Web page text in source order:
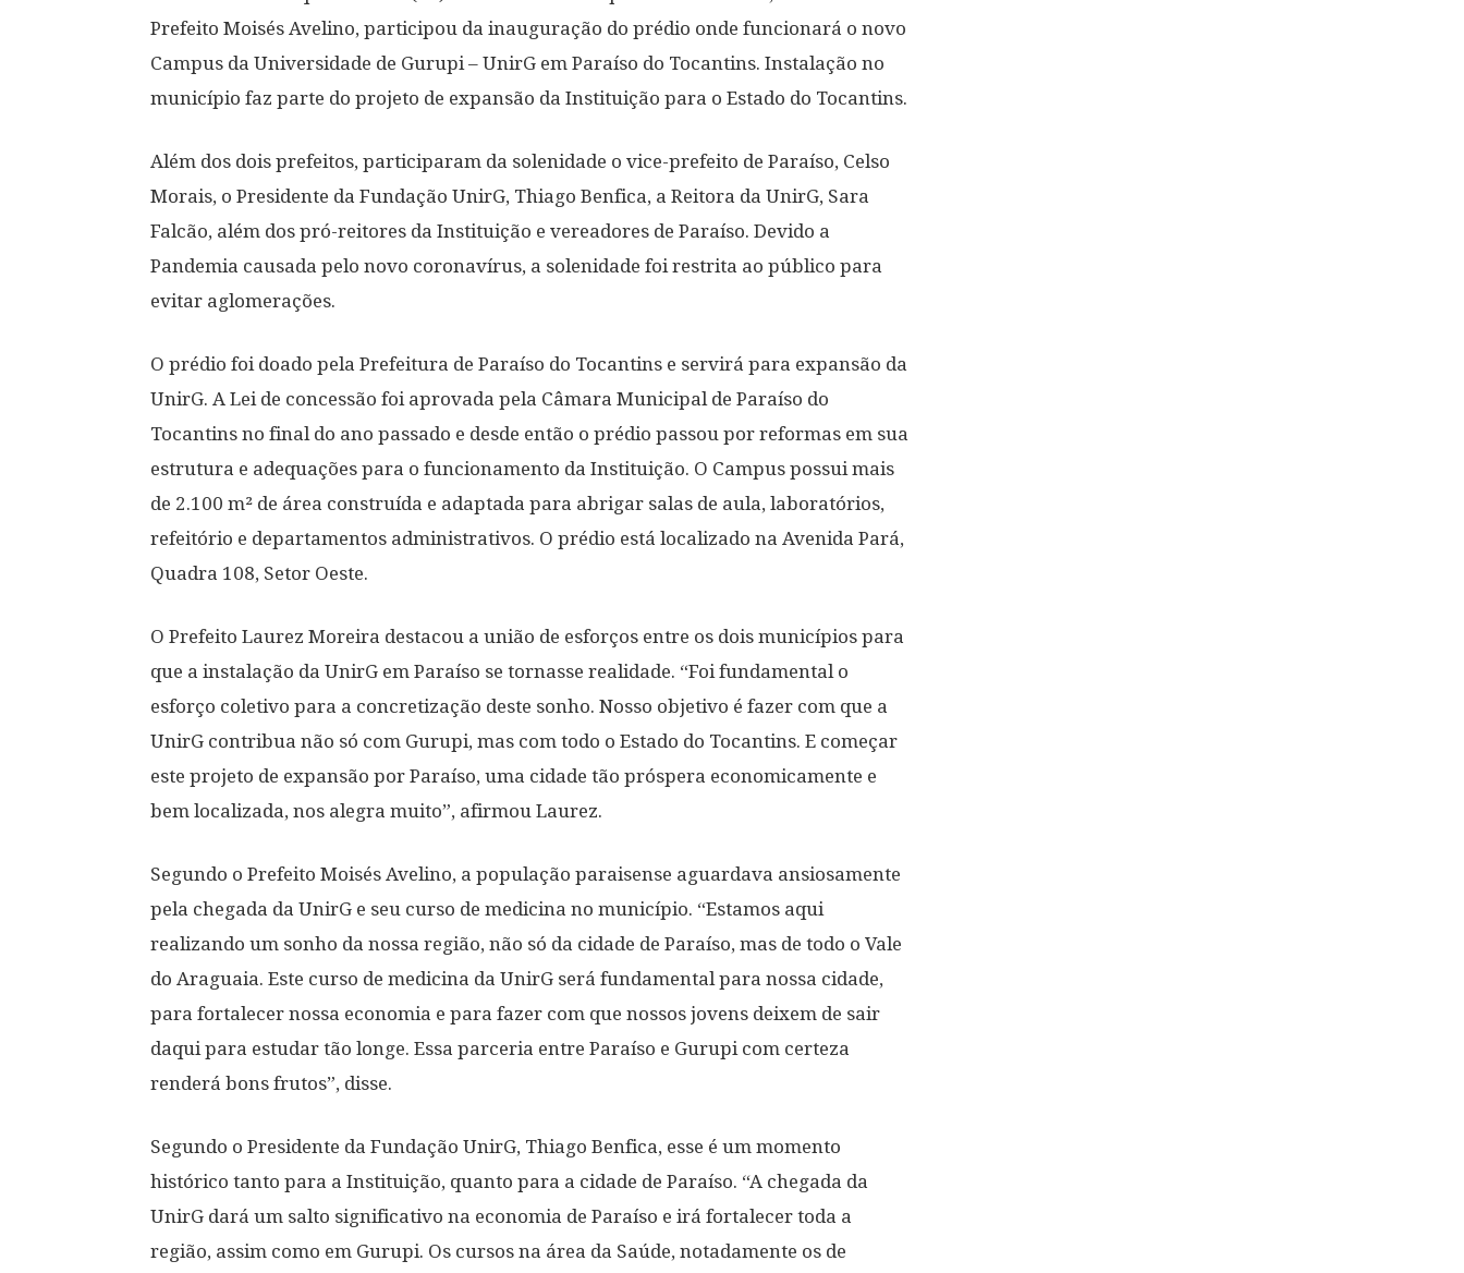
Prefeito Moisés Avelino, participou da inauguração do prédio onde funcionará o novo
Campus da Universidade de Gurupi – UnirG em Paraíso do Tocantins. Instalação no
município faz parte do projeto de expansão da Instituição para o Estado do Tocantins.
Além dos dois prefeitos, participaram da solenidade o vice-prefeito de Paraíso, Celso
Morais, o Presidente da Fundação UnirG, Thiago Benfica, a Reitora da UnirG, Sara
Falcão, além dos pró-reitores da Instituição e vereadores de Paraíso. Devido a
Pandemia causada pelo novo coronavírus, a solenidade foi restrita ao público para
evitar aglomerações.
O prédio foi doado pela Prefeitura de Paraíso do Tocantins e servirá para expansão da
UnirG. A Lei de concessão foi aprovada pela Câmara Municipal de Paraíso do
Tocantins no final do ano passado e desde então o prédio passou por reformas em sua
estrutura e adequações para o funcionamento da Instituição. O Campus possui mais
de 2.100 m² de área construída e adaptada para abrigar salas de aula, laboratórios,
refeitório e departamentos administrativos. O prédio está localizado na Avenida Pará,
Quadra 108, Setor Oeste.
O Prefeito Laurez Moreira destacou a união de esforços entre os dois municípios para
que a instalação da UnirG em Paraíso se tornasse realidade. “Foi fundamental o
esforço coletivo para a concretização deste sonho. Nosso objetivo é fazer com que a
UnirG contribua não só com Gurupi, mas com todo o Estado do Tocantins. E começar
este projeto de expansão por Paraíso, uma cidade tão próspera economicamente e
bem localizada, nos alegra muito”, afirmou Laurez.
Segundo o Prefeito Moisés Avelino, a população paraisense aguardava ansiosamente
pela chegada da UnirG e seu curso de medicina no município. “Estamos aqui
realizando um sonho da nossa região, não só da cidade de Paraíso, mas de todo o Vale
do Araguaia. Este curso de medicina da UnirG será fundamental para nossa cidade,
para fortalecer nossa economia e para fazer com que nossos jovens deixem de sair
daqui para estudar tão longe. Essa parceria entre Paraíso e Gurupi com certeza
renderá bons frutos”, disse.
Segundo o Presidente da Fundação UnirG, Thiago Benfica, esse é um momento
histórico tanto para a Instituição, quanto para a cidade de Paraíso. “A chegada da
UnirG dará um salto significativo na economia de Paraíso e irá fortalecer toda a
região, assim como em Gurupi. Os cursos na área da Saúde, notadamente os de